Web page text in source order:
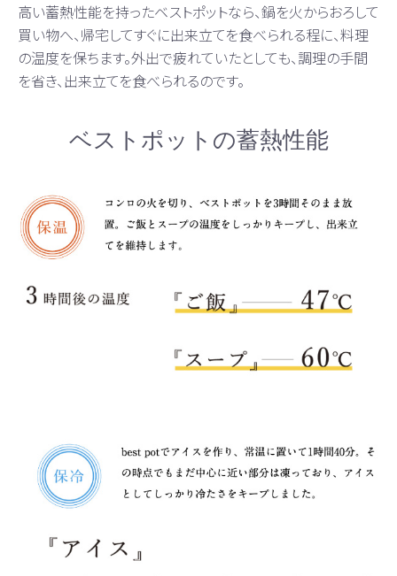
高い蓄熱性能を持ったベストポットなら、鍋を火からおろして
買い物へ、帰宅してすぐに出来立てを食べられる程に、料理
の温度を保ちます。外出で疲れていたとしても、調理の手間
を省き、出来立てを食べられるのです。
ベストポットの蓄熱性能